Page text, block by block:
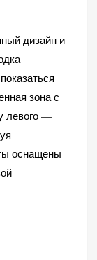
дизайн и
зона с
левого —
оснащены